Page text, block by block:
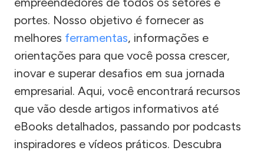
portes. Nosso objetivo é fornecer as
melhores ferramentas, informações e
orientações para que você possa crescer,
inovar e superar desafios em sua jornada
empresarial. Aqui, você encontrará recursos
que vão desde artigos informativos até
eBooks detalhados, passando por podcasts
inspiradores e vídeos práticos. Descubra